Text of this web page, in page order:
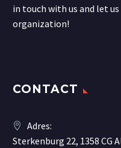
in touch with us and let
organization!
CONTACT
Adres:
Sterkenburg 22, 1358 CG